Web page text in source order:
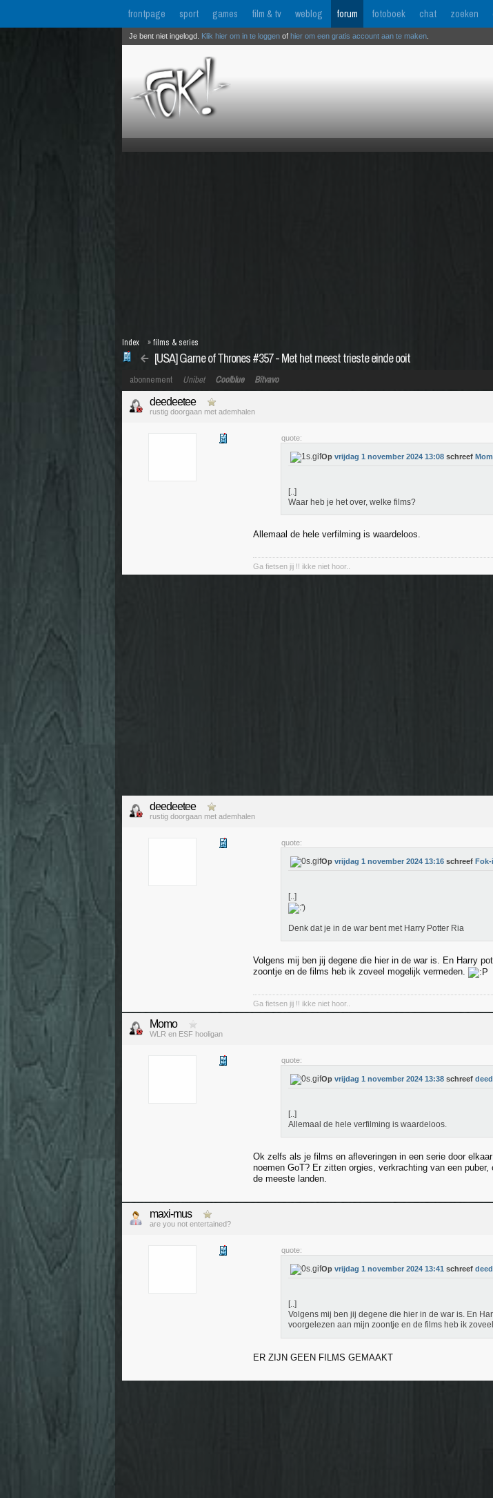
frontpage sport games film & tv weblog forum fotoboek chat zoeken
Je bent niet ingelogd. Klik hier om in te loggen of hier om een gratis account aan te maken
[USA] Game of Thrones #357 - Met het meest trieste einde ooit
Index »films & series
abonnement Unibet Coolblue Bitvavo
deedeetee
rustig doorgaan met ademhalen
quote:
Op vrijdag 1 november 2024 13:08 schreef
[..]
Waar heb je het over, welke films?
Allemaal de hele verfilming is waardeloos.
Ga fietsen jij !! ikke niet hoor..
deedeetee
rustig doorgaan met ademhalen
quote:
Op vrijdag 1 november 2024 13:16 schreef
[..]
Denk dat je in de war bent met Harry Potter Ria
Volgens mij ben jij degene die hier in de war is. En Harry
zoontje en de films heb ik zoveel mogelijk vermeden.
Ga fietsen jij !! ikke niet hoor..
Momo
WLR en ESF hooligan
quote:
Op vrijdag 1 november 2024 13:38 schreef
[..]
Allemaal de hele verfilming is waardeloos.
Ok zelfs als je films en afleveringen in een serie door
noemen GoT? Er zitten orgies, verkrachting van een
de meeste landen.
maxi-mus
are you not entertained?
quote:
Op vrijdag 1 november 2024 13:41 schreef
[..]
Volgens mij ben jij degene die hier in de war is. En
voorgelezen aan mijn zoontje en de films heb ik
ER ZIJN GEEN FILMS GEMAAKT